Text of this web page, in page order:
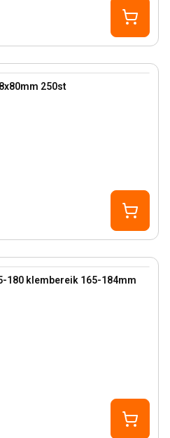
250st
180 klembereik 165-184mm